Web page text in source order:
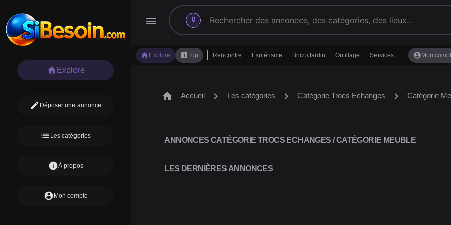
menu 0
search
home Explore looks_oneTop Rencontre Ésotérisme Brico/Jardin Outillage Services account_circle Mon
home Explore
edit Déposer une annonce
list Les catégories
infoÀ propos
account_circle Mon compte
home Accueil chevron_right Les catégories chevron_right Catégorie Trocs Echanges chevron_right Catégorie
ANNONCES CATÉGORIE TROCS ECHANGES / CATÉGORIE MEUBLE
LES DERNIÈRES ANNONCES